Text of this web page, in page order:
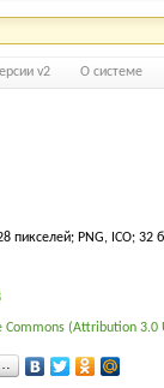
v2 О системе
пикселей; PNG, ICO; 32
Commons (Attribution 3.0